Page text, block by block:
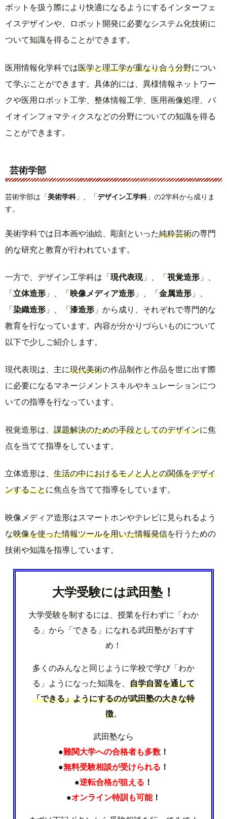
ボットを扱う際により快適になるようにするインターフェ
イスデザインや、ロボット開発に必要なシステム化技術に
ついて知識を得ることができます。
医用情報化学科では医学と理工学が重なり合う分野につい
て学ぶことができます。具体的には、異様情報ネットワー
クや医用ロボット工学、整体情報工学、医用画像処理、バ
イオインフォマティクスなどの分野についての知識を得る
ことができます。
芸術学部
芸術学部は「美術学科 」、「デザイン工学科 」の2学科から成りま
す。
美術学科では日本画や油絵、彫刻といった純粋芸術の専門
的な研究と教育が行われています。
一方で、デザイン工学科は「現代表現」、「視覚造形 」、
「立体造形 」、「映像メディア造形 」、「金属造形 」、
「染織造形 」、「漆造形 」から成り、それぞれで専門的な
教育を行なっています。内容が分かりづらいものについて
以下で少しご紹介します。
現代表現は、主に現代美術の作品制作と作品を世に出す際
に必要になるマネージメントスキルやキュレーションにつ
いての指導を行なっています。
視覚造形は、 課題解決のための手段としてのデザインに焦
点を当てて指導をしています。
立体造形は、 生活の中におけるモノと人との関係をデザイ
ンすることに焦点を当てて指導をしています。
映像メディア造形はスマートホンやテレビに見られるよう
な映像を使った情報ツールを用いた情報発信を行うための
技術や知識を指導しています。
大学受験には武田塾！
大学受験を制するには、授業を行わずに「わか
る」から「できる」になれる武田塾がおすす
め！
多くのみんなと同じように学校で学び「わか
る」ようになった知識を、 自学自習を通して
「できる」ようにするのが武田塾の大きな特
徴。
武田塾なら
●難関大学への合格者も多数 ！
●無料受験相談が受けられる ！
●逆転合格が狙える ！
●オンライン特訓も可能！